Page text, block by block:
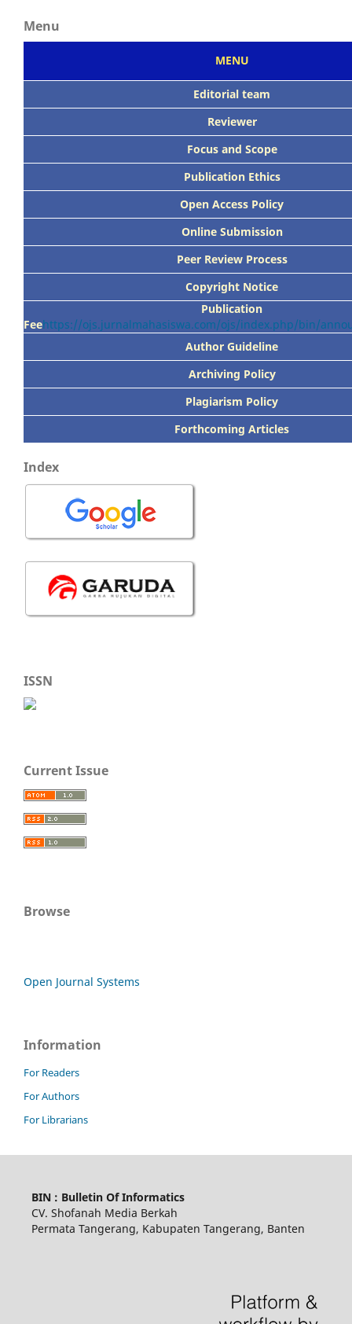
Menu
MENU
Editorial team
Reviewer
Focus and Scope
Publication Ethics
Open Access Policy
Online Submission
Peer Review Process
Copyright Notice
Publication
Feehttps://ojs.jurnalmahasiswa.com/ojs/index.php/bin/
Author Guideline
Archiving Policy
Plagiarism Policy
Forthcoming Articles
Index
ISSN
Current Issue
Browse
Open Journal Systems
Information
For Readers
For Authors
For Librarians
BIN : Bulletin Of Informatics
CV. Shofanah Media Berkah
Permata Tangerang, Kabupaten Tangerang, Banten